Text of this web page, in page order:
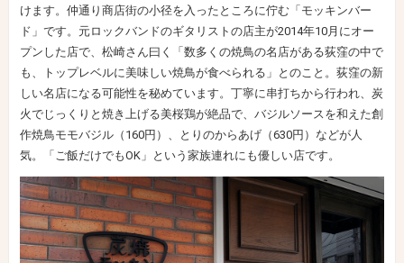
けます。仲通り商店街の小径を入ったところに佇む「モッキンバー
ド」です。元ロックバンドのギタリストの店主が2014年10月にオー
プンした店で、松崎さん曰く「数多くの焼鳥の名店がある荻窪の中で
も、トップレベルに美味しい焼鳥が食べられる」とのこと。荻窪の新
しい名店になる可能性を秘めています。丁寧に串打ちから行われ、炭
火でじっくりと焼き上げる美桜鶏が絶品で、バジルソースを和えた創
作焼鳥モモバジル（160円）、とりのからあげ（630円）などが人
気。「ご飯だけでもOK」という家族連れにも優しい店です。